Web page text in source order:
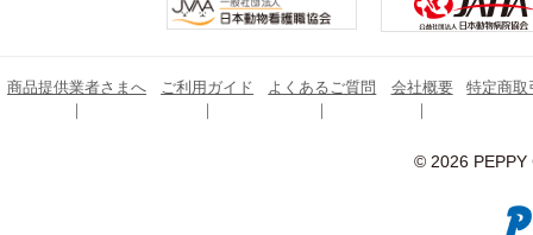
商品提供業者さまへ ご利用ガイド よくあるご質問 会社概要 特定商取
© 2026 PEPPY